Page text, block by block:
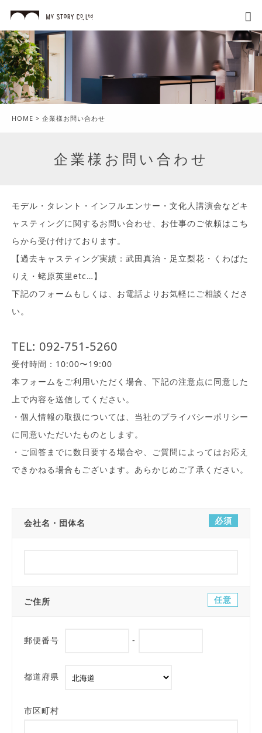
HOME > 企業様お問い合わせ
企業様お問い合わせ
モデル・タレント・インフルエンサー・文化人講演会などキ
ャスティングに関するお問い合わせ、お仕事のご依頼はこち
らから受け付けております。
【過去キャスティング実績：武田真治・足立梨花・くわばた
りえ・蛯原英里etc…】
下記のフォームもしくは、お電話よりお気軽にご相談くださ
い。
TEL: 092-751-5260
受付時間：10:00〜19:00
本フォームをご利用いただく場合、下記の注意点に同意した
上で内容を送信してください。
・個人情報の取扱については、当社のプライバシーポリシー
に同意いただいたものとします。
・ご回答までに数日要する場合や、ご質問によってはお応え
できかねる場合もございます。あらかじめご了承ください。
会社名・団体名 必須
ご住所 任意
郵便番号 -
都道府県
市区町村